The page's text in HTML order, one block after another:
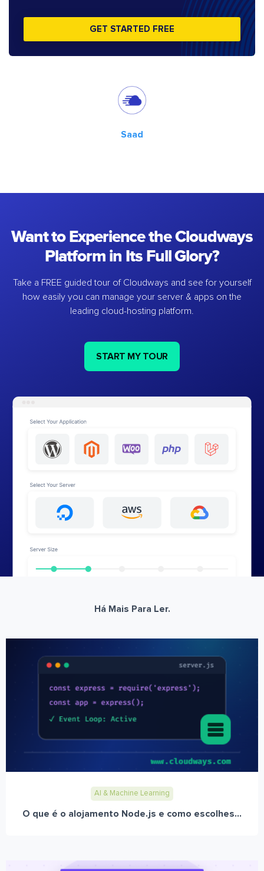
GET STARTED FREE
Saad
Want to Experience the Cloudways
Platform in Its Full Glory?
Take a FREE guided tour of Cloudways and see for yourself
how easily you can manage your server & apps on the
leading cloud-hosting platform.
START MY TOUR
Há Mais Para Ler.
AI & Machine Learning
O que é o alojamento Node.js e como escolhes...